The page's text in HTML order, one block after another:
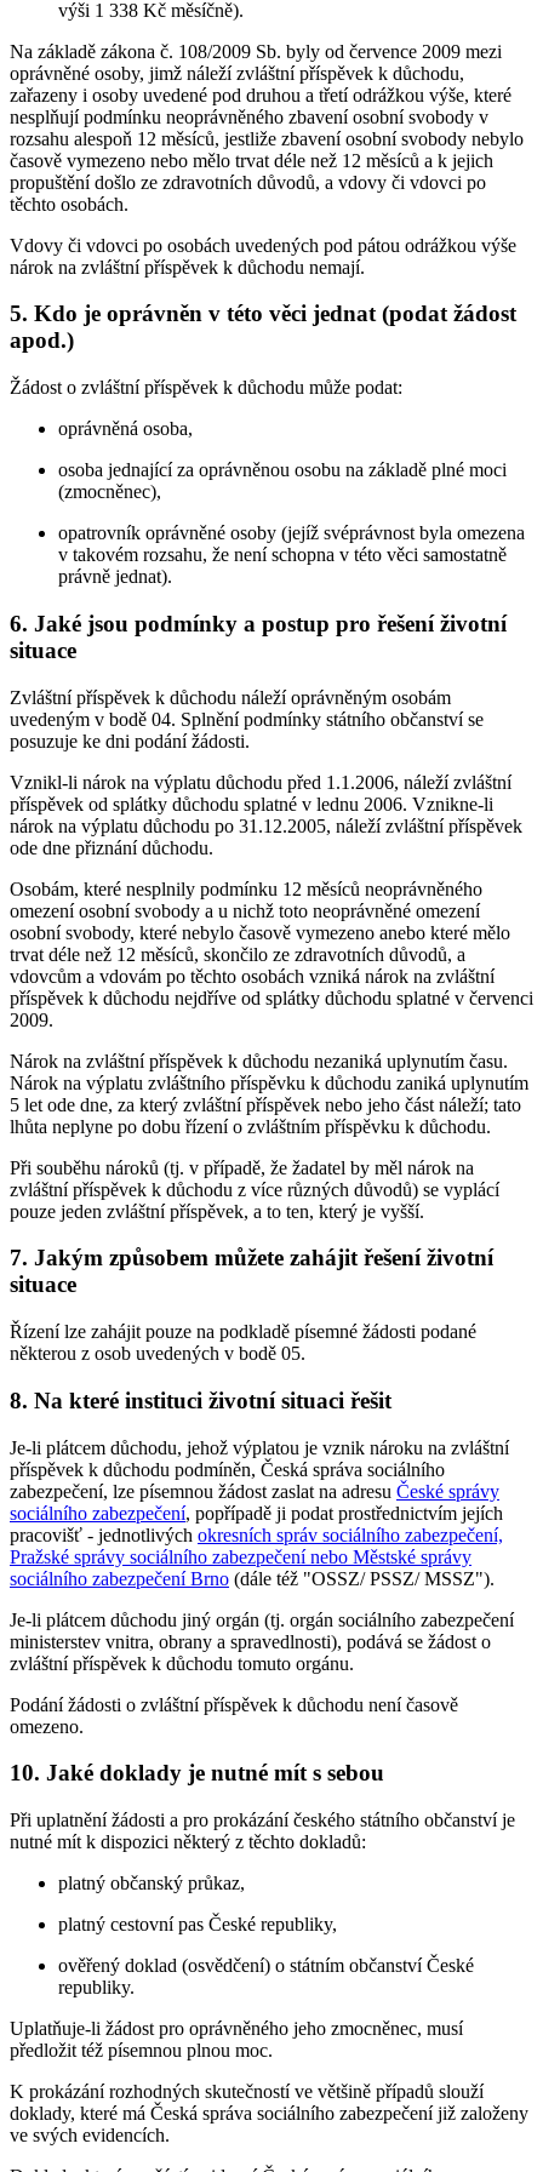
výši 1 338 Kč měsíčně).
Na základě zákona č. 108/2009 Sb. byly od července 2009 mezi
oprávněné osoby, jimž náleží zvláštní příspěvek k důchodu,
zařazeny i osoby uvedené pod druhou a třetí odrážkou výše, které
nesplňují podmínku neoprávněného zbavení osobní svobody v
rozsahu alespoň 12 měsíců, jestliže zbavení osobní svobody nebylo
časově vymezeno nebo mělo trvat déle než 12 měsíců a k jejich
propuštění došlo ze zdravotních důvodů, a vdovy či vdovci po
těchto osobách.
Vdovy či vdovci po osobách uvedených pod pátou odrážkou výše
nárok na zvláštní příspěvek k důchodu nemají.
5. Kdo je oprávněn v této věci jednat (podat žádost
apod.)
Žádost o zvláštní příspěvek k důchodu může podat:
oprávněná osoba,
osoba jednající za oprávněnou osobu na základě plné moci
(zmocněnec),
opatrovník oprávněné osoby (jejíž svéprávnost byla omezena
v takovém rozsahu, že není schopna v této věci samostatně
právně jednat).
6. Jaké jsou podmínky a postup pro řešení životní
situace
Zvláštní příspěvek k důchodu náleží oprávněným osobám
uvedeným v bodě 04. Splnění podmínky státního občanství se
posuzuje ke dni podání žádosti.
Vznikl-li nárok na výplatu důchodu před 1.1.2006, náleží zvláštní
příspěvek od splátky důchodu splatné v lednu 2006. Vznikne-li
nárok na výplatu důchodu po 31.12.2005, náleží zvláštní příspěvek
ode dne přiznání důchodu.
Osobám, které nesplnily podmínku 12 měsíců neoprávněného
omezení osobní svobody a u nichž toto neoprávněné omezení
osobní svobody, které nebylo časově vymezeno anebo které mělo
trvat déle než 12 měsíců, skončilo ze zdravotních důvodů, a
vdovcům a vdovám po těchto osobách vzniká nárok na zvláštní
příspěvek k důchodu nejdříve od splátky důchodu splatné v červenci
2009.
Nárok na zvláštní příspěvek k důchodu nezaniká uplynutím času.
Nárok na výplatu zvláštního příspěvku k důchodu zaniká uplynutím
5 let ode dne, za který zvláštní příspěvek nebo jeho část náleží; tato
lhůta neplyne po dobu řízení o zvláštním příspěvku k důchodu.
Při souběhu nároků (tj. v případě, že žadatel by měl nárok na
zvláštní příspěvek k důchodu z více různých důvodů) se vyplácí
pouze jeden zvláštní příspěvek, a to ten, který je vyšší.
7. Jakým způsobem můžete zahájit řešení životní
situace
Řízení lze zahájit pouze na podkladě písemné žádosti podané
některou z osob uvedených v bodě 05.
8. Na které instituci životní situaci řešit
Je-li plátcem důchodu, jehož výplatou je vznik nároku na zvláštní
příspěvek k důchodu podmíněn, Česká správa sociálního
zabezpečení, lze písemnou žádost zaslat na adresu České správy
sociálního zabezpečení, popřípadě ji podat prostřednictvím jejích
pracovišť - jednotlivých okresních správ sociálního zabezpečení,
Pražské správy sociálního zabezpečení nebo Městské správy
sociálního zabezpečení Brno (dále též "OSSZ/ PSSZ/ MSSZ").
Je-li plátcem důchodu jiný orgán (tj. orgán sociálního zabezpečení
ministerstev vnitra, obrany a spravedlnosti), podává se žádost o
zvláštní příspěvek k důchodu tomuto orgánu.
Podání žádosti o zvláštní příspěvek k důchodu není časově
omezeno.
10. Jaké doklady je nutné mít s sebou
Při uplatnění žádosti a pro prokázání českého státního občanství je
nutné mít k dispozici některý z těchto dokladů:
platný občanský průkaz,
platný cestovní pas České republiky,
ověřený doklad (osvědčení) o státním občanství České
republiky.
Uplatňuje-li žádost pro oprávněného jeho zmocněnec, musí
předložit též písemnou plnou moc.
K prokázání rozhodných skutečností ve většině případů slouží
doklady, které má Česká správa sociálního zabezpečení již založeny
ve svých evidencích.